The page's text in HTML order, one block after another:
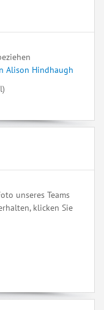
Alison Hindhaugh
unseres Teams
klicken Sie